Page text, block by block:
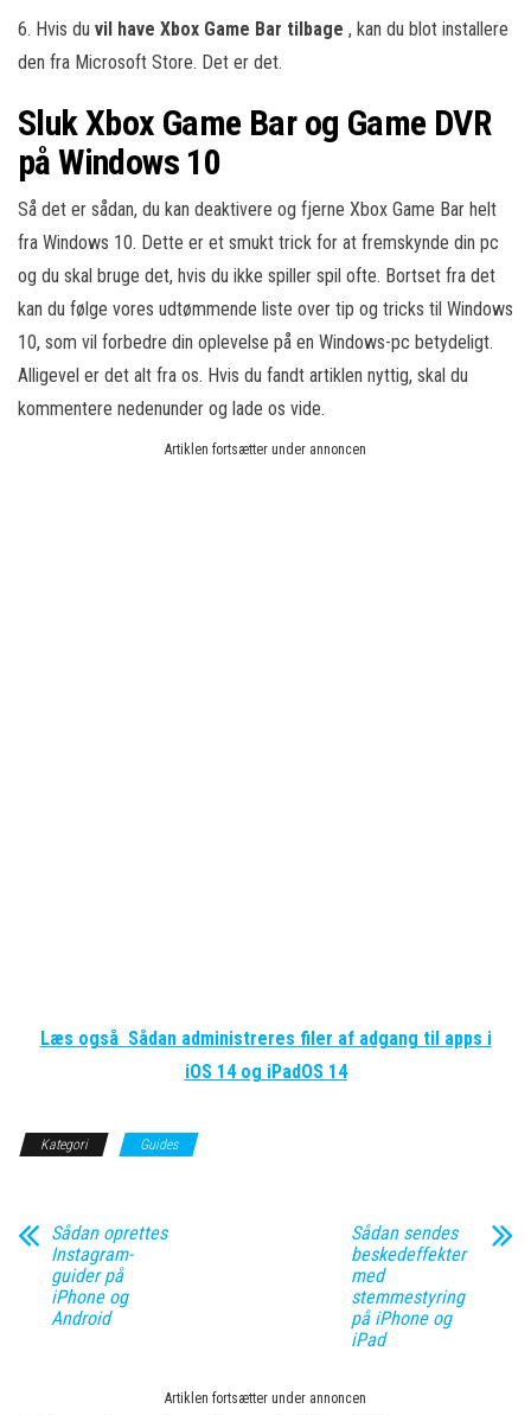
6. Hvis du vil have Xbox Game Bar tilbage , kan du blot installere
den fra Microsoft Store. Det er det.
Sluk Xbox Game Bar og Game DVR
på Windows 10
Så det er sådan, du kan deaktivere og fjerne Xbox Game Bar helt
fra Windows 10. Dette er et smukt trick for at fremskynde din pc
og du skal bruge det, hvis du ikke spiller spil ofte. Bortset fra det
kan du følge vores udtømmende liste over tip og tricks til Windows
10, som vil forbedre din oplevelse på en Windows-pc betydeligt.
Alligevel er det alt fra os. Hvis du fandt artiklen nyttig, skal du
kommentere nedenunder og lade os vide.
Artiklen fortsætter under annoncen
Læs også Sådan administreres filer af adgang til apps i
iOS 14 og iPadOS 14
Kategori Guides
Sådan oprettes
Instagram-
guider på
iPhone og
Android
Sådan sendes
beskedeffekter
med
stemmestyring
på iPhone og
iPad
Artiklen fortsætter under annoncen